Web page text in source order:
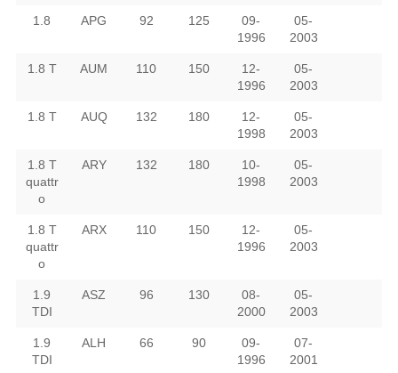
1.8 APG 92 125
09-
1996
05-
2003
1.8 T AUM 110 150
12-
1996
05-
2003
1.8 T AUQ 132 180
12-
1998
05-
2003
1.8 T
quattr
o
ARY 132 180
10-
1998
05-
2003
1.8 T
quattr
o
ARX 110 150
12-
1996
05-
2003
1.9
TDI
ASZ 96 130
08-
2000
05-
2003
1.9
TDI
ALH 66 90
09-
1996
07-
2001